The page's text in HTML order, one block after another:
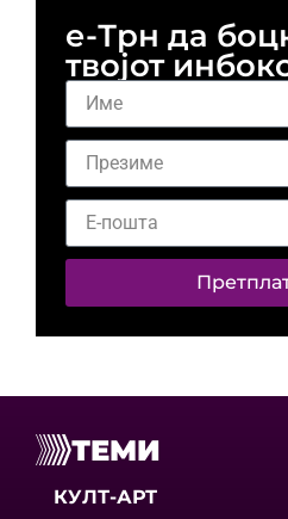
е-Трн да
твојот
ТЕМИ
КУЛТ-АРТ